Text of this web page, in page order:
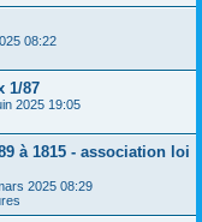
08:22
1/87
2025 19:05
à 1815 - association loi
2025 08:29